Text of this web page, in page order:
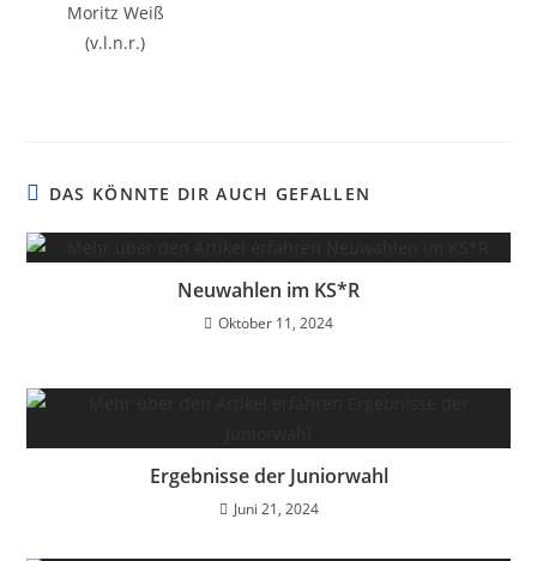
Moritz Weiß
(v.l.n.r.)
DAS KÖNNTE DIR AUCH GEFALLEN
Neuwahlen im KS*R
Oktober 11, 2024
Ergebnisse der Juniorwahl
Juni 21, 2024